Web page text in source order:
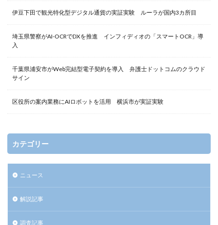
伊豆下田で観光特化型デジタル通貨の実証実験 ルーラが国内3カ所目
埼玉県警察がAI-OCRでDXを推進 インフィディオの「スマートOCR」導
入
千葉県浦安市がWeb完結型電子契約を導入 弁護士ドットコムのクラウド
サイン
区役所の案内業務にAIロボットを活用 横浜市が実証実験
カテゴリー
ニュース
解説記事
調査記事